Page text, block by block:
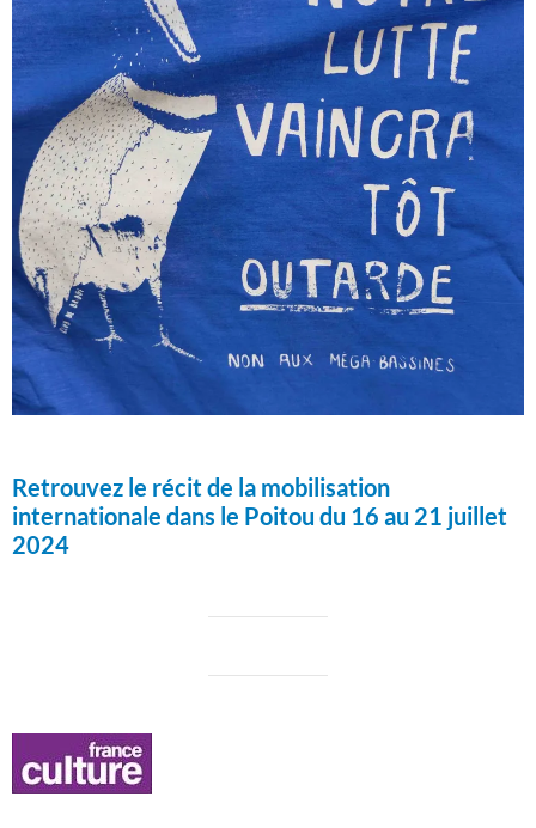
Retrouvez le récit de la mobilisation
internationale dans le Poitou du 16 au 21 juillet
2024